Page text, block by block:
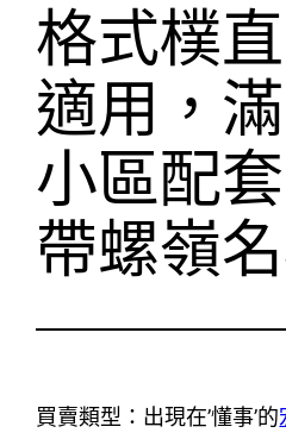
格式樸
適用，
小區配
帶螺嶺
買賣類型： 出現在’懂事’的